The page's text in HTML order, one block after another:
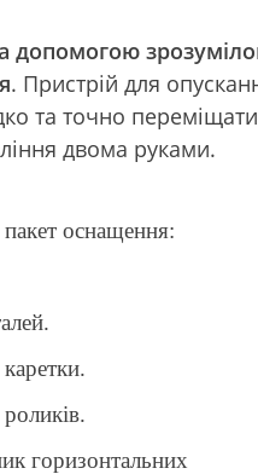
допомогою
. Пристрій для
та точно
двома руками.
оснащення:
горизонтальних